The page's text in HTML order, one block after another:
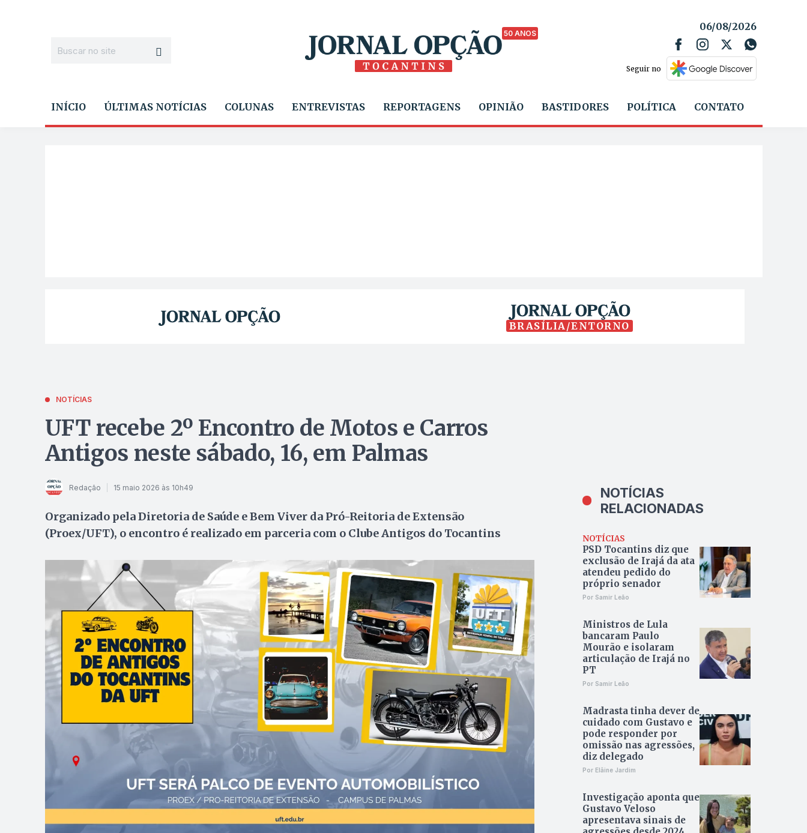
50 ANOS
06/08/2026
Seguir no
INÍCIO ÚLTIMAS NOTÍCIAS COLUNAS ENTREVISTAS REPORTAGENS OPINIÃO BASTIDORES POLÍTICA CONTATO
BRASÍLIA/ENTORNO
NOTÍCIAS
UFT recebe 2º Encontro de Motos e Carros
Antigos neste sábado, 16, em Palmas
Redação 15 maio 2026 às 10h49
Organizado pela Diretoria de Saúde e Bem Viver da Pró-Reitoria de Extensão
(Proex/UFT), o encontro é realizado em parceria com o Clube Antigos do Tocantins
NOTÍCIAS
RELACIONADAS
NOTÍCIAS
PSD Tocantins diz que
exclusão de Irajá da ata
atendeu pedido do
próprio senador
Por Samir Leão
Ministros de Lula
bancaram Paulo
Mourão e isolaram
articulação de Irajá no
PT
Por Samir Leão
Madrasta tinha dever de
cuidado com Gustavo e
pode responder por
omissão nas agressões,
diz delegado
Por Elâine Jardim
Investigação aponta que
Gustavo Veloso
apresentava sinais de